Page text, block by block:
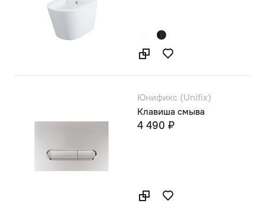
Юнификс (Unifix)
Клавиша смыва
4 490 ₽